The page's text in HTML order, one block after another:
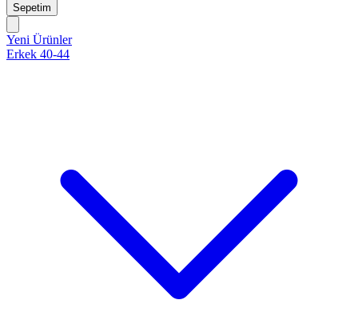
Sepetim
Yeni Ürünler
Erkek 40-44